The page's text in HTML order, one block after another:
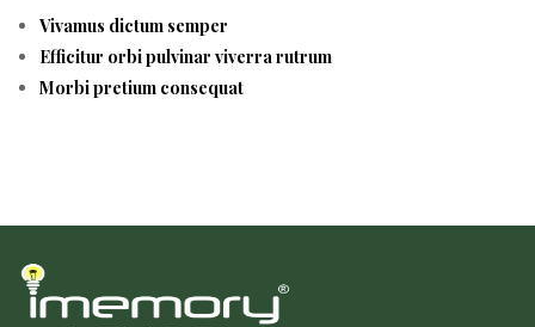
Vivamus dictum semper
Efficitur orbi pulvinar viverra rutrum
Morbi pretium consequat